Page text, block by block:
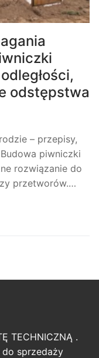
odstępstwa
– przepisy,
piwniczki
rozwiązanie do
przetworów.…
TECHNICZNĄ .
do sprzedaży